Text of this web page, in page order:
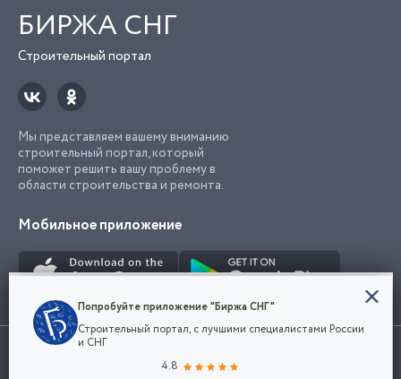
БИРЖА СНГ
Строительный портал
Мы представляем вашему вниманию
строительный портал, который
поможет решить вашу проблему в
области строительства и ремонта.
Мобильное приложение
Использование сайта, в том числе подача объявлений, означает
марки представленные на сайте являются собственностью их
Конфиденциальность
Мы используем файлы cookie, чтобы сделать
наш сайт удобным для каждого
Попробуйте приложение "Биржа СНГ"
Строительный портал, с лучшими специалистами России
и СНГ
4.8